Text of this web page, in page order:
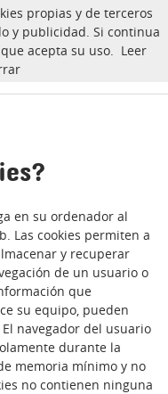
en su ordenador al
Las cookies permiten a
y recuperar
de un usuario o
que
su equipo, pueden
navegador del usuario
durante la
memoria mínimo y no
no contienen ninguna
propias y de terceros
y publicidad. Si continua
acepta su uso. Leer